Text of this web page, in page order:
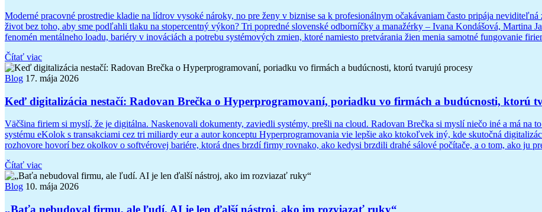
Moderné pracovné prostredie kladie na lídrov vysoké nároky, no pre ženy v biznise sa k profesionálnym očakávaniam často pripája
život bez toho, aby sme podľahli tlaku na stopercentný výkon? Tri popredné slovenské odborníčky a manažérky – Ivana Kondášová, Martina
fenomén mentálneho loadu, bariéry v inováciách a potrebu systémových zmien, ktoré namiesto pretvárania žien menia samotné fungovanie
Čítať viac
Blog 17. mája 2026
Keď digitalizácia nestačí: Radovan Brečka o Hyperprogramovaní, poriadku vo firmách a budúcnosti, ktorú
Väčšina firiem si myslí, že je digitálna. Naskenovali dokumenty, zaviedli systémy, prešli na cloud. Radovan Brečka si myslí niečo iné a má na
systému eKolok s transakciami cez tri miliardy eur a autor konceptu Hyperprogramovania vie lepšie ako ktokoľvek iný, kde skutočná
rozhovore hovorí bez okolkov o softvérovej bariére, ktorá dnes brzdí firmy rovnako, ako kedysi brzdili drahé sálové počítače, a o tom, ako ju
Čítať viac
Blog 10. mája 2026
„Baťa nebudoval firmu, ale ľudí. AI je len ďalší nástroj, ako im rozviazať ruky“